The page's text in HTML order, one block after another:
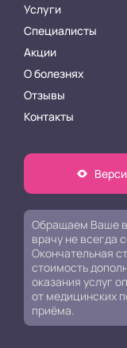
Услуги
Специалисты
Акции
О болезнях
Отзывы
Контакты
Обращаем Ваше
врачу не всегда
Окончательная
стоимость
оказания услуг
от медицинских
приёма.